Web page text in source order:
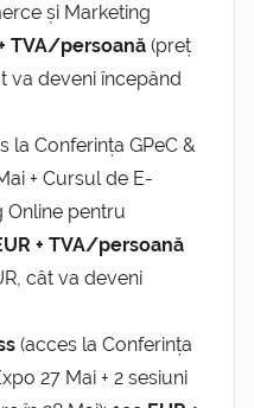
și Marketing
TVA/persoană (preț
va deveni începând
la Conferința GPeC &
+ Cursul de E-
Online pentru
+ TVA/persoană
cât va deveni
(acces la Conferința
27 Mai + 2 sesiuni